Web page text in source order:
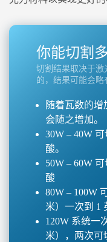
你能切割
切割结果取决于激
的，结果可能会略
随着瓦数的
会随之增加。
30W – 40W
酸。
50W – 60W
酸
80W – 100W
米）一次到 1
120W 系统一
米），两次可